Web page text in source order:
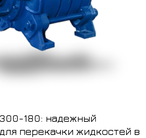
180: надежный
перекачки жидкостей в